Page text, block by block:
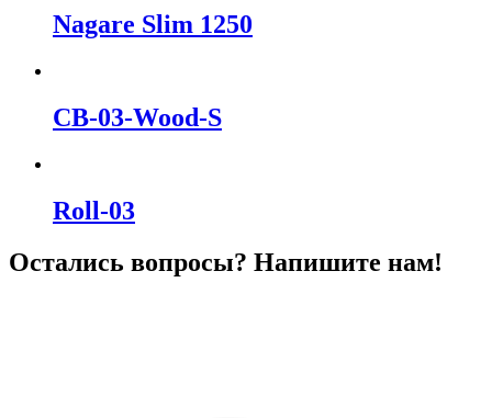
Nagare Slim 1250
CB-03-Wood-S
Roll-03
Остались вопросы? Напишите нам!